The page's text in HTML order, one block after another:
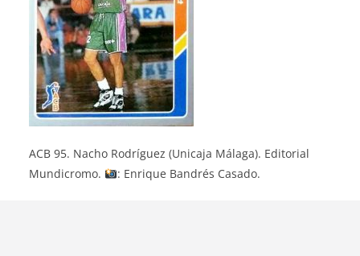
ACB 95. Nacho Rodríguez (Unicaja Málaga). Editorial
Mundicromo.
: Enrique Bandrés Casado.